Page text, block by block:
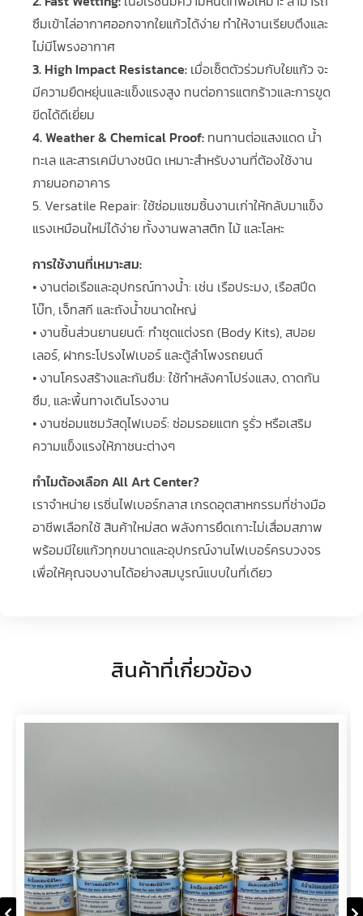
ซึมเข้าไล่อากาศออกจากใยแก้วได้ง่าย ทำให้งานเรียบตึงและ
ไม่มีโพรงอากาศ
3. High Impact Resistance: เมื่อเซ็ตตัวร่วมกับใยแก้ว จะ
มีความยืดหยุ่นและแข็งแรงสูง ทนต่อการแตกร้าวและการขูด
ขีดได้ดีเยี่ยม
4. Weather & Chemical Proof: ทนทานต่อแสงแดด น้ำ
ทะเล และสารเคมีบางชนิด เหมาะสำหรับงานที่ต้องใช้งาน
ภายนอกอาคาร
5. Versatile Repair: ใช้ซ่อมแซมชิ้นงานเก่าให้กลับมาแข็ง
แรงเหมือนใหม่ได้ง่าย ทั้งงานพลาสติก ไม้ และโลหะ
การใช้งานที่เหมาะสม:
• งานต่อเรือและอุปกรณ์ทางน้ำ: เช่น เรือประมง, เรือสปีด
โบ๊ท, เจ็ทสกี และถังน้ำขนาดใหญ่
• งานชิ้นส่วนยานยนต์: ทำชุดแต่งรถ (Body Kits), สปอย
เลอร์, ฝากระโปรงไฟเบอร์ และตู้ลำโพงรถยนต์
• งานโครงสร้างและกันซึม: ใช้ทำหลังคาโปร่งแสง, ดาดกัน
ซึม, และพื้นทางเดินโรงงาน
• งานซ่อมแซมวัสดุไฟเบอร์: ซ่อมรอยแตก รูรั่ว หรือเสริม
ความแข็งแรงให้ภาชนะต่างๆ
ทำไมต้องเลือก All Art Center?
เราจำหน่าย เรซิ่นไฟเบอร์กลาส เกรดอุตสาหกรรมที่ช่างมือ
อาชีพเลือกใช้ สินค้าใหม่สด พลังการยึดเกาะไม่เสื่อมสภาพ
พร้อมมีใยแก้วทุกขนาดและอุปกรณ์งานไฟเบอร์ครบวงจร
เพื่อให้คุณจบงานได้อย่างสมบูรณ์แบบในที่เดียว
สินค้าที่เกี่ยวข้อง